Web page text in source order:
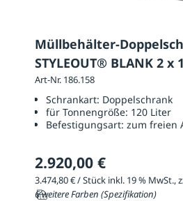
Müllbehälter-
STYLEOUT® BLANK 2
Klappdach
Art-Nr. 186.158
Schrankart: Doppelschrank
für Tonnengröße: 120 Liter
Befestigungsart: zum freien
2.920,00 €
6 weitere Farben (Spezifikation)